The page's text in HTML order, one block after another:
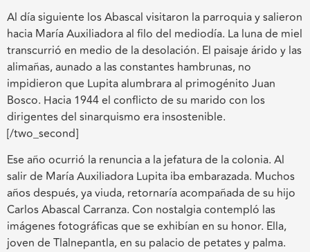
Al día siguiente los Abascal visitaron la parroquia y salieron
hacia María Auxiliadora al filo del mediodía. La luna de miel
transcurrió en medio de la desolación. El paisaje árido y las
alimañas, aunado a las constantes hambrunas, no
impidieron que Lupita alumbrara al primogénito Juan
Bosco. Hacia 1944 el conflicto de su marido con los
dirigentes del sinarquismo era insostenible.
[/two_second]
Ese año ocurrió la renuncia a la jefatura de la colonia. Al
salir de María Auxiliadora Lupita iba embarazada. Muchos
años después, ya viuda, retornaría acompañada de su hijo
Carlos Abascal Carranza. Con nostalgia contempló las
imágenes fotográficas que se exhibían en su honor. Ella,
joven de Tlalnepantla, en su palacio de petates y palma.